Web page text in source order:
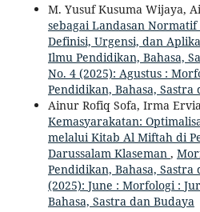
M. Yusuf Kusuma Wijaya,
sebagai Landasan
Definisi, Urgensi, dan
Ilmu Pendidikan, Bahasa,
No. 4 (2025): Agustus :
Pendidikan, Bahasa, Sastra
Ainur Rofiq Sofa, Irma
Kemasyarakatan:
melalui Kitab Al Miftah di
Darussalam Klaseman ,
Pendidikan, Bahasa, Sastra
(2025): June : Morfologi :
Bahasa, Sastra dan Budaya